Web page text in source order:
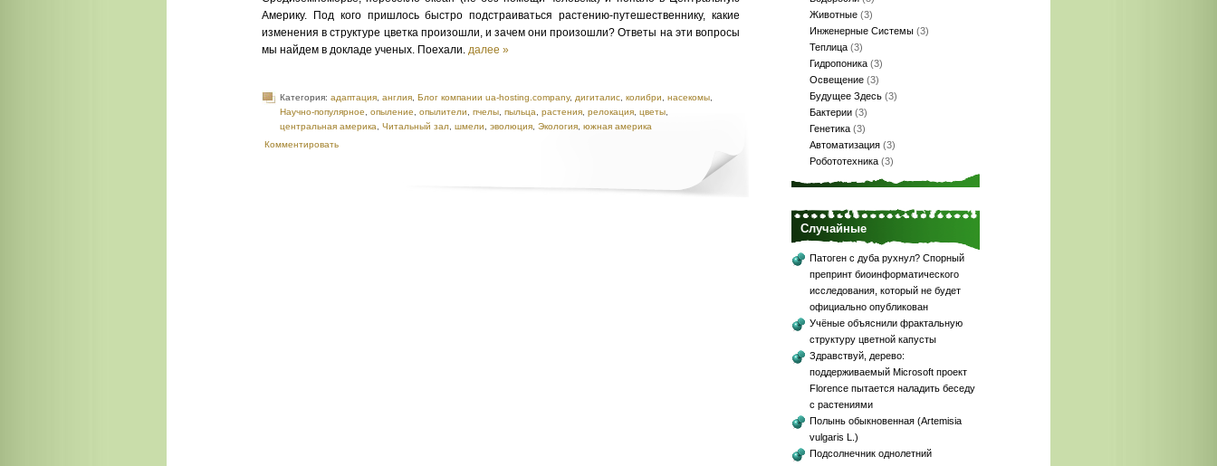
Америку. Под кого пришлось быстро подстраиваться растению-путешественнику, какие
изменения в структуре цветка произошли, и зачем они произошли? Ответы на эти вопросы
мы найдем в докладе ученых. Поехали. далее »
Категория: адаптация англия Блог компании ua-hosting.company, дигиталис колибри насекомы
Научно-популярное
опыление опылители пчелы пыльца растения релокация цветы
центральная америка
Читальный зал шмели эволюция Экология южная америка
Комментировать
Животные (3)
Инженерные Системы (3)
Теплица (3)
Гидропоника (3)
Освещение (3)
Будущее Здесь (3)
Бактерии (3)
Генетика (3)
Автоматизация (3)
Робототехника (3)
Случайные
Патоген с дуба рухнул? Спорный
препринт биоинформатического
исследования, который не будет
официально опубликован
Учёные объяснили фрактальную
структуру цветной капусты
Здравствуй, дерево:
поддерживаемый Microsoft проект
Florence пытается наладить беседу
с растениями
Полынь обыкновенная (Artemisia
vulgaris L.)
Подсолнечник однолетний